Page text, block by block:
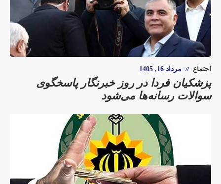
اجتماع مرداد 16, 1405
پزشکیان فردا در روز خبرنگار پاسخگوی
سوالات رسانه‌ها می‌شود